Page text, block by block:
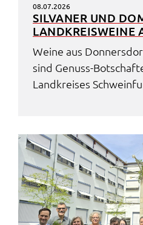
08.07.2026
SILVA­NER UND
LAND­KREIS­WEI­NE
Weine aus
sind Genuss-
Land­krei­ses